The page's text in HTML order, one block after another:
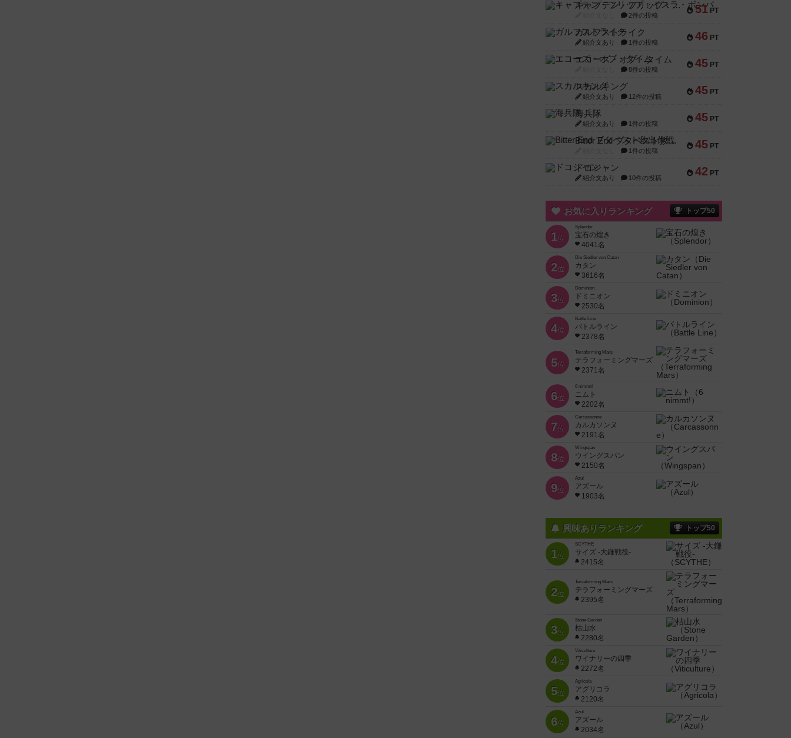
51 PT
キャプテン・フリップ：イスラ・ボンバ
2件の投稿
46 PT
ガルフストライク
紹介文あり 1件の投稿
45 PT
エコーズ・オブ・タイム
8件の投稿
45 PT
スカルキング
紹介文あり 12件の投稿
45 PT
海兵隊
紹介文あり 1件の投稿
45 PT
Bitter End ブタペスト救出作戦
1件の投稿
42 PT
ドコジャン
紹介文あり 10件の投稿
お気に入りランキング トップ50
1位
Splendor
宝石の煌き
4041名
2位
Die Siedler von Catan
カタン
3616名
3位
Dominion
ドミニオン
2530名
4位
Battle Line
バトルライン
2378名
5位
Terraforming Mars
テラフォーミングマーズ
2371名
6位
6 nimmt!
ニムト
2202名
7位
Carcassonne
カルカソンヌ
2191名
8位
Wingspan
ウイングスパン
2150名
9位
Azul
アズール
1903名
興味ありランキング トップ50
1位
SCYTHE
サイズ -大鎌戦役-
2415名
2位
Terraforming Mars
テラフォーミングマーズ
2395名
3位
Stone Garden
枯山水
2280名
4位
Viticulture
ワイナリーの四季
2272名
5位
Agricola
アグリコラ
2120名
6位
Azul
アズール
2034名